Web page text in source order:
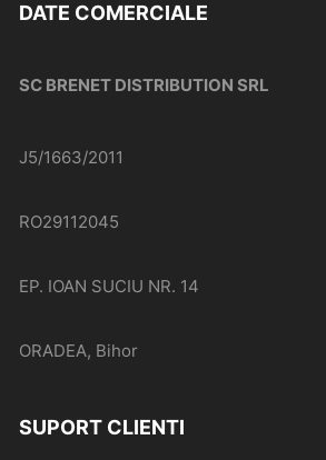
DATE COMERCIALE
SC BRENET DISTRIBUTION SRL
J5/1663/2011
RO29112045
EP. IOAN SUCIU NR. 14
ORADEA, Bihor
SUPORT CLIENTI